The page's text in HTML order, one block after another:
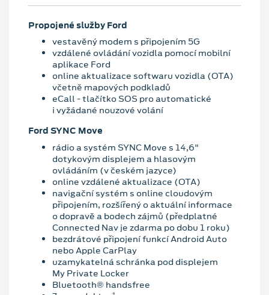
Propojené služby Ford
vestavěný modem s připojením 5G
vzdálené ovládání vozidla pomocí mobilní
aplikace Ford
online aktualizace softwaru vozidla (OTA)
včetně mapových podkladů
eCall - tlačítko SOS pro automatické
i vyžádané nouzové volání
Ford SYNC Move
rádio a systém SYNC Move s 14,6"
dotykovým displejem a hlasovým
ovládáním (v českém jazyce)
online vzdálené aktualizace (OTA)
navigační systém s online cloudovým
připojením, rozšířený o aktuální informace
o dopravě a bodech zájmů (předplatné
Connected Nav je zdarma po dobu 1 roku)
bezdrátové připojení funkcí Android Auto
nebo Apple CarPlay
uzamykatelná schránka pod displejem
My Private Locker
Bluetooth® handsfree